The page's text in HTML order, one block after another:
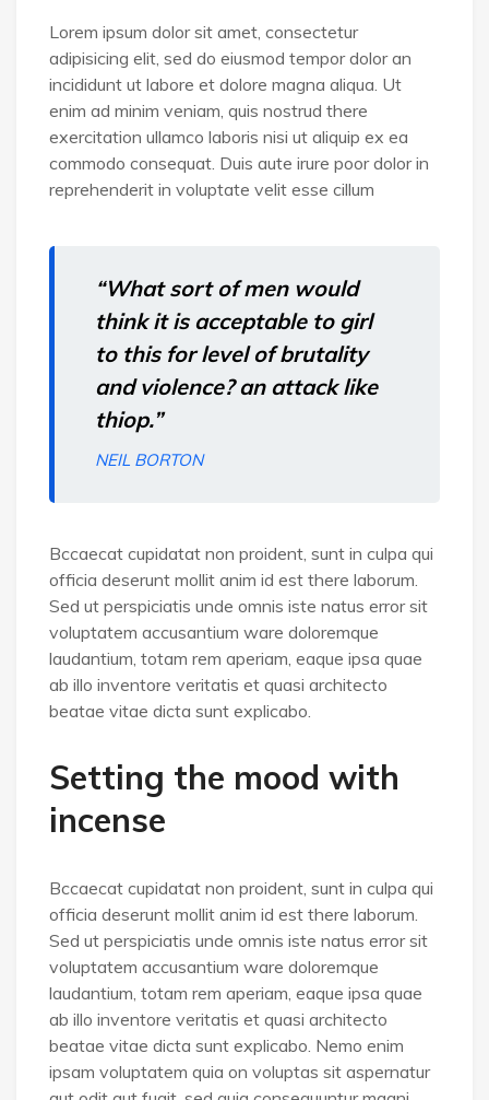
Lorem ipsum dolor sit amet, consectetur
adipisicing elit, sed do eiusmod tempor dolor an
incididunt ut labore et dolore magna aliqua. Ut
enim ad minim veniam, quis nostrud there
exercitation ullamco laboris nisi ut aliquip ex ea
commodo consequat. Duis aute irure poor dolor in
reprehenderit in voluptate velit esse cillum
“What sort of men would
think it is acceptable to girl
to this for level of brutality
and violence? an attack like
thiop.”
NEIL BORTON
Bccaecat cupidatat non proident, sunt in culpa qui
officia deserunt mollit anim id est there laborum.
Sed ut perspiciatis unde omnis iste natus error sit
voluptatem accusantium ware doloremque
laudantium, totam rem aperiam, eaque ipsa quae
ab illo inventore veritatis et quasi architecto
beatae vitae dicta sunt explicabo.
Setting the mood with
incense
Bccaecat cupidatat non proident, sunt in culpa qui
officia deserunt mollit anim id est there laborum.
Sed ut perspiciatis unde omnis iste natus error sit
voluptatem accusantium ware doloremque
laudantium, totam rem aperiam, eaque ipsa quae
ab illo inventore veritatis et quasi architecto
beatae vitae dicta sunt explicabo. Nemo enim
ipsam voluptatem quia on voluptas sit aspernatur